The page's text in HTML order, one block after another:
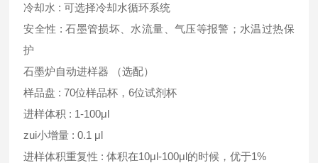
冷却水 : 可选择冷却水循环系统
安全性 : 石墨管损坏、水流量、气压等报警；水温过热保
护
石墨炉自动进样器 （选配）
样品盘 : 70位样品杯，6位试剂杯
进样体积 : 1-100μl
zui小增量 : 0.1 μl
进样体积重复性 : 体积在10μl-100μl的时候，优于1%